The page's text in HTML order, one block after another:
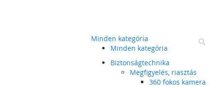
Minden kategória
Minden kategória
Biztonságtechnika
Megfigyelés, riasztás
360 fokos kamera